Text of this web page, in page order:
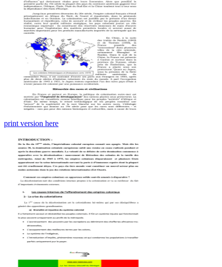
print version here